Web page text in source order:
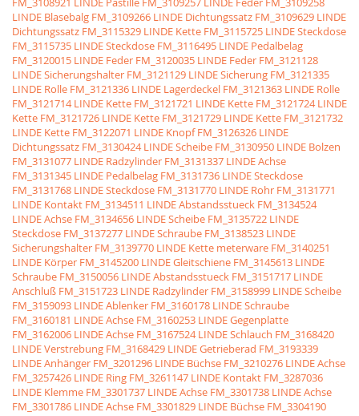
LINDE Blasebalg FM_3109266 LINDE Dichtungssatz FM_3109629 LINDE
Dichtungssatz FM_3115329 LINDE Kette FM_3115725 LINDE Steckdose
FM_3115735 LINDE Steckdose FM_3116495 LINDE Pedalbelag
FM_3120015 LINDE Feder FM_3120035 LINDE Feder FM_3121128
LINDE Sicherungshalter FM_3121129 LINDE Sicherung FM_3121335
LINDE Rolle FM_3121336 LINDE Lagerdeckel FM_3121363 LINDE Rolle
FM_3121714 LINDE Kette FM_3121721 LINDE Kette FM_3121724 LINDE
Kette FM_3121726 LINDE Kette FM_3121729 LINDE Kette FM_3121732
LINDE Kette FM_3122071 LINDE Knopf FM_3126326 LINDE
Dichtungssatz FM_3130424 LINDE Scheibe FM_3130950 LINDE Bolzen
FM_3131077 LINDE Radzylinder FM_3131337 LINDE Achse
FM_3131345 LINDE Pedalbelag FM_3131736 LINDE Steckdose
FM_3131768 LINDE Steckdose FM_3131770 LINDE Rohr FM_3131771
LINDE Kontakt FM_3134511 LINDE Abstandsstueck FM_3134524
LINDE Achse FM_3134656 LINDE Scheibe FM_3135722 LINDE
Steckdose FM_3137277 LINDE Schraube FM_3138523 LINDE
Sicherungshalter FM_3139770 LINDE Kette meterware FM_3140251
LINDE Körper FM_3145200 LINDE Gleitschiene FM_3145613 LINDE
Schraube FM_3150056 LINDE Abstandsstueck FM_3151717 LINDE
Anschluß FM_3151723 LINDE Radzylinder FM_3158999 LINDE Scheibe
FM_3159093 LINDE Ablenker FM_3160178 LINDE Schraube
FM_3160181 LINDE Achse FM_3160253 LINDE Gegenplatte
FM_3162006 LINDE Achse FM_3167524 LINDE Schlauch FM_3168420
LINDE Verstrebung FM_3168429 LINDE Getrieberad FM_3193339
LINDE Anhänger FM_3201296 LINDE Büchse FM_3210276 LINDE Achse
FM_3257426 LINDE Ring FM_3261147 LINDE Kontakt FM_3287036
LINDE Klemme FM_3301737 LINDE Achse FM_3301738 LINDE Achse
FM_3301786 LINDE Achse FM_3301829 LINDE Büchse FM_3304190